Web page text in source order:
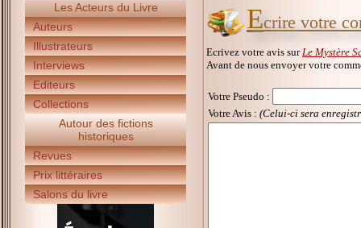
Les Acteurs du Livre
Auteurs
Illustrateurs
Interviews
Editeurs
Collections
Autour des fictions
historiques
Revues
Prix littéraires
Salons du livre
Ecrire votre
Ecrivez votre avis sur Le Mystère
Avant de nous envoyer votre
Votre Pseudo :
Votre Avis : (Celui-ci sera